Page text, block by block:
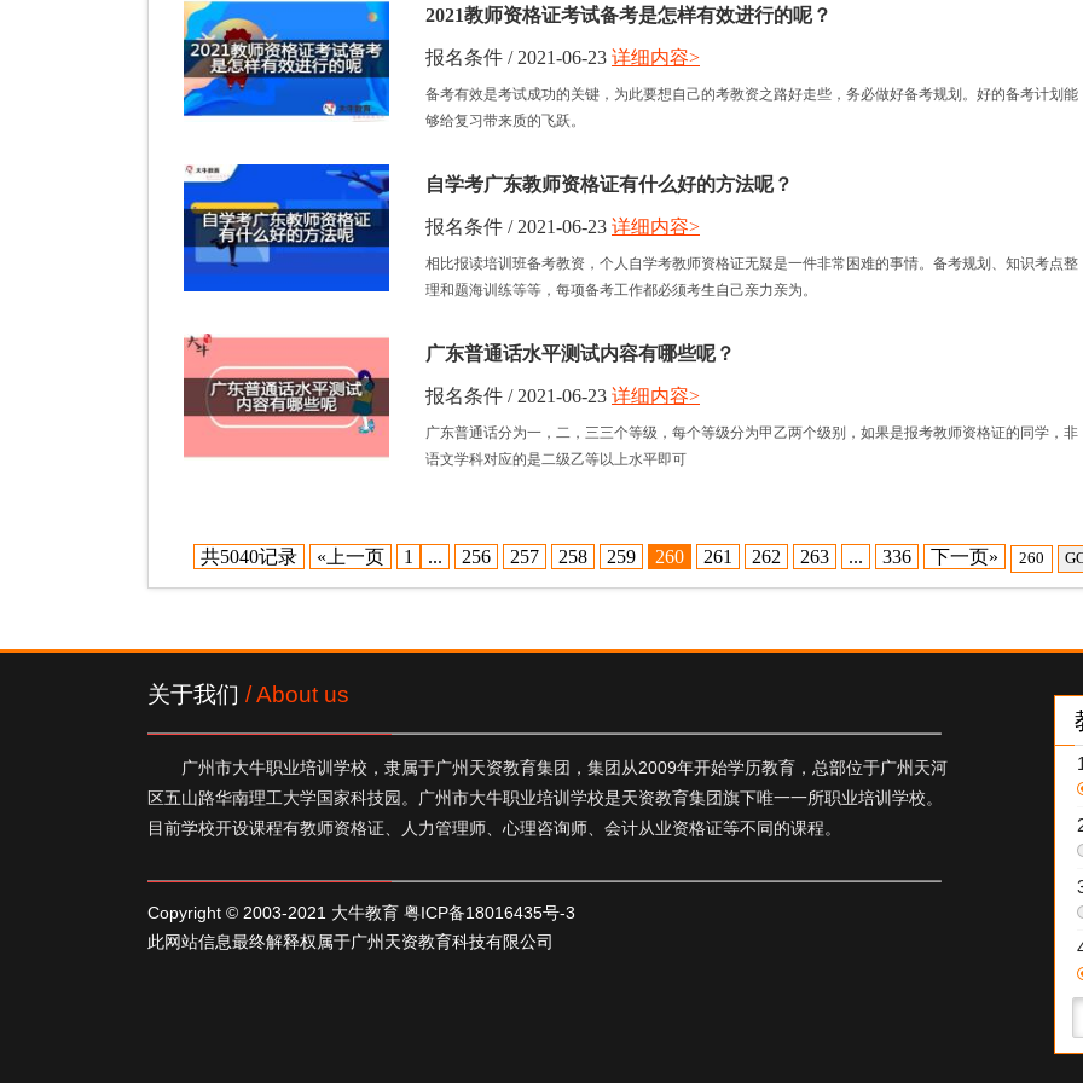
2021教师资格证考试备考是怎样有效进行的呢？
报名条件 / 2021-06-23
备考有效是考试成功的关键，为此要想自己的考教资之路好走些，务必做好备考规划。好的备考计划能
够给复习带来质的飞跃。
详细内容>
自学考广东教师资格证有什么好的方法呢？
报名条件 / 2021-06-23
相比报读培训班备考教资，个人自学考教师资格证无疑是一件非常困难的事情。备考规划、知识考点整
理和题海训练等等，每项备考工作都必须考生自己亲力亲为。
详细内容>
广东普通话水平测试内容有哪些呢？
报名条件 / 2021-06-23
广东普通话分为一，二，三三个等级，每个等级分为甲乙两个级别，如果是报考教师资格证的同学，非
语文学科对应的是二级乙等以上水平即可
详细内容>
共5040记录 «上一页 1 ... 256 257 258 259 260 261 262 263 ... 336 下一页»
关于我们 / About us
广州市大牛职业培训学校，隶属于广州天资教育集团，集团从2009年开始学历教育，总部位于广州天河
区五山路华南理工大学国家科技园。广州市大牛职业培训学校是天资教育集团旗下唯一一所职业培训学校。
目前学校开设课程有教师资格证、人力管理师、心理咨询师、会计从业资格证等不同的课程。
Copyright © 2003-2021 大牛教育 粤ICP备18016435号-3
此网站信息最终解释权属于广州天资教育科技有限公司